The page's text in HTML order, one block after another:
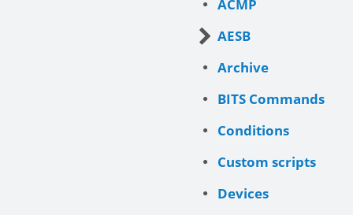
ACMP
AESB
Archive
BITS Commands
Conditions
Custom scripts
Devices